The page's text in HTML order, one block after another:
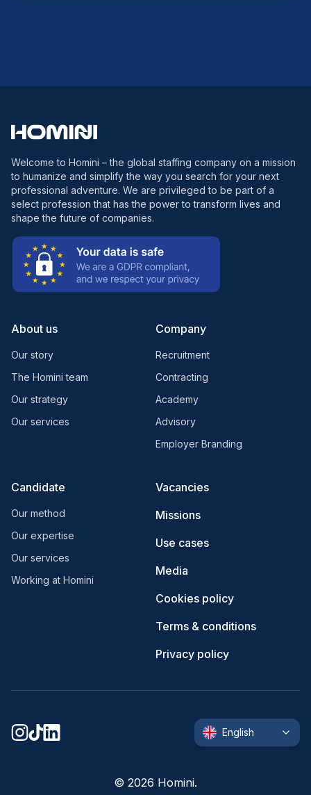
Welcome to Homini – the global staffing company on a mission
to humanize and simplify the way you search for your next
professional adventure. We are privileged to be part of a
select profession that has the power to transform lives and
shape the future of companies.
About us
Our story
The Homini team
Our strategy
Our services
Company
Recruitment
Contracting
Academy
Advisory
Employer Branding
Candidate
Our method
Our expertise
Our services
Working at Homini
Vacancies
Missions
Use cases
Media
Cookies policy
Terms & conditions
Privacy policy
© 2026 Homini.
English